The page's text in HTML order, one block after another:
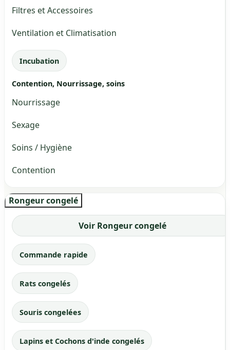
Filtres et Accessoires
Ventilation et Climatisation
Incubation
Contention, Nourrissage, soins
Nourrissage
Sexage
Soins / Hygiène
Contention
Rongeur congelé
Voir Rongeur congelé
Commande rapide
Rats congelés
Souris congelées
Lapins et Cochons d'inde congelés